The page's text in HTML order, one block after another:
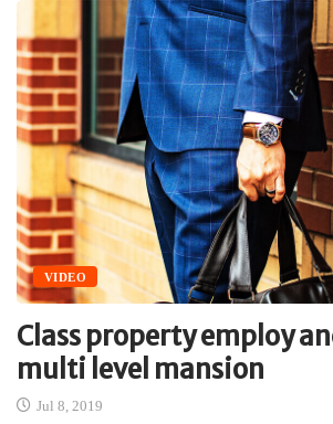
VIDEO
Class property employ
multi level mansion
Jul 8, 2019